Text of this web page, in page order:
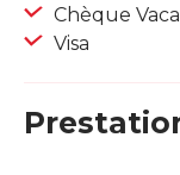
Chèque
Visa